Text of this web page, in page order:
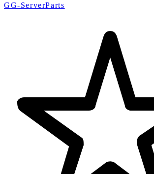
GG-ServerParts